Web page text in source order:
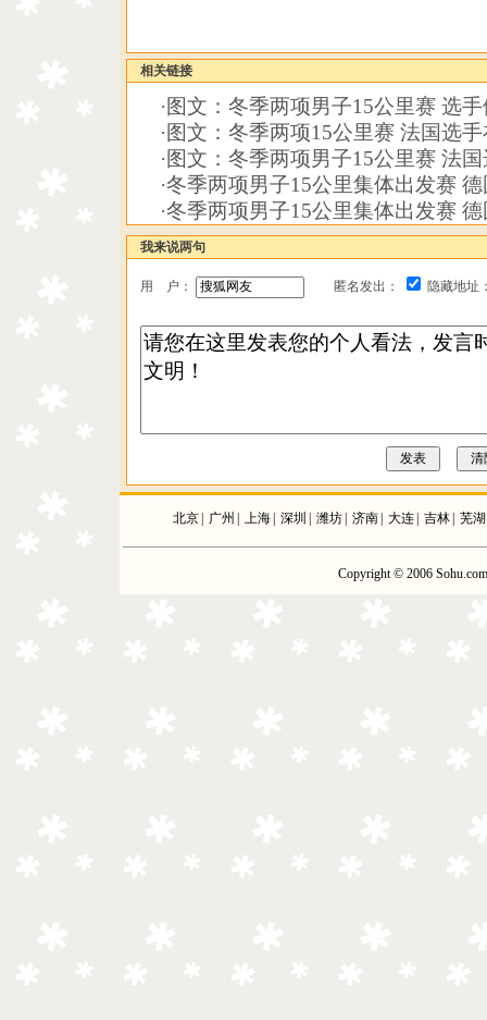
相关链接
· 图文：冬季两项男子15公里赛 选
· 图文：冬季两项15公里赛 法国选
· 图文：冬季两项男子15公里赛 法
·冬季两项男子15公里集体出发赛
·冬季两项男子15公里集体出发赛
我来说两句
用 户： 匿名发出： 隐藏地址
北京 广州 上海 深圳 潍坊 济南 大连 吉林 芜湖
Copyright © 2006